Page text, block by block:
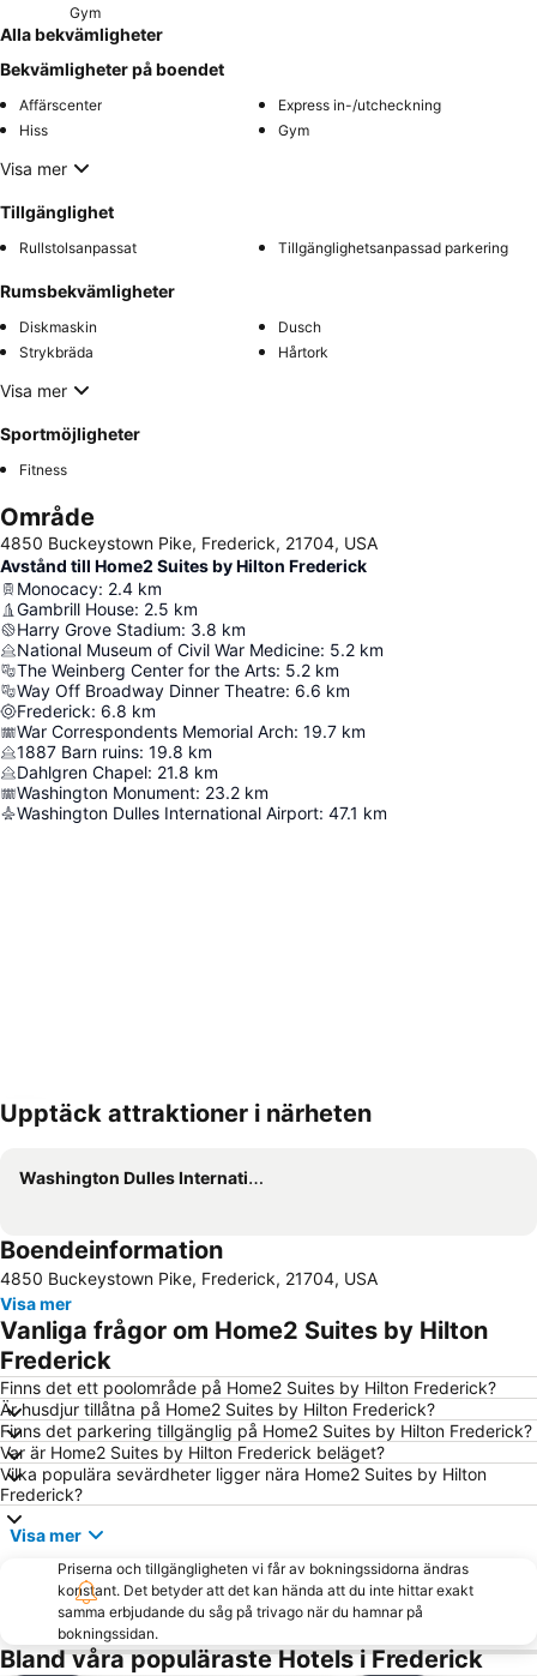
Gym
Alla bekvämligheter
Bekvämligheter på boendet
Affärscenter
Express in-/utcheckning
Hiss
Gym
Visa mer
Tillgänglighet
Rullstolsanpassat Tillgänglighetsanpassad parkering
Rumsbekvämligheter
Diskmaskin
Dusch
Strykbräda
Hårtork
Visa mer
Sportmöjligheter
Fitness
Område
4850 Buckeystown Pike, Frederick, 21704, USA
Avstånd till Home2 Suites by Hilton Frederick
Monocacy: 2.4 km
Gambrill House: 2.5 km
Harry Grove Stadium: 3.8 km
National Museum of Civil War Medicine: 5.2 km
The Weinberg Center for the Arts: 5.2 km
Way Off Broadway Dinner Theatre: 6.6 km
Frederick: 6.8 km
War Correspondents Memorial Arch: 19.7 km
1887 Barn ruins: 19.8 km
Dahlgren Chapel: 21.8 km
Washington Monument: 23.2 km
Washington Dulles International Airport: 47.1 km
Förstora kartan
Upptäck attraktioner i närheten
Washington Dulles International Airport
Boendeinformation
4850 Buckeystown Pike, Frederick, 21704, USA
Visa mer
Vanliga frågor om Home2 Suites by Hilton
Frederick
Finns det ett poolområde på Home2 Suites by Hilton Frederick?
Är husdjur tillåtna på Home2 Suites by Hilton Frederick?
Finns det parkering tillgänglig på Home2 Suites by Hilton Frederick?
Var är Home2 Suites by Hilton Frederick beläget?
Vilka populära sevärdheter ligger nära Home2 Suites by Hilton
Frederick?
Visa mer
Priserna och tillgängligheten vi får av bokningssidorna ändras
konstant. Det betyder att det kan hända att du inte hittar exakt
samma erbjudande du såg på trivago när du hamnar på
bokningssidan.
Bland våra populäraste Hotels i Frederick